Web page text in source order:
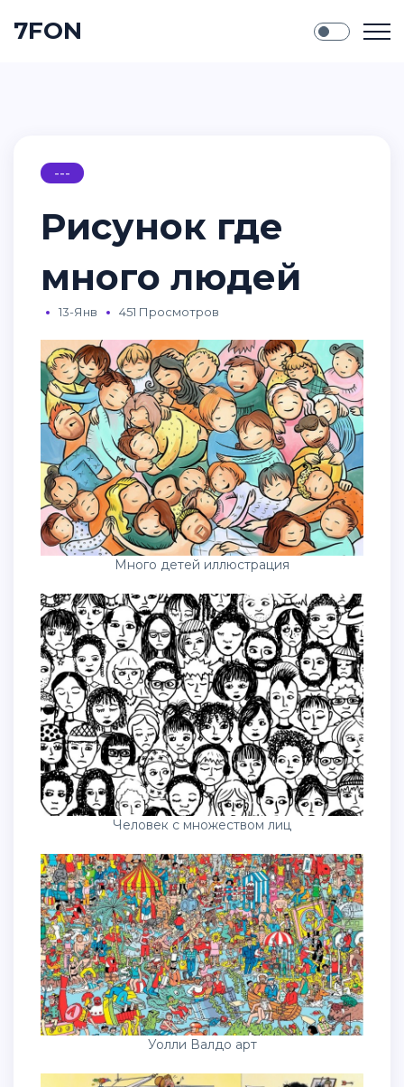
7FON
---
Рисунок где
много людей
13-Янв 451 Просмотров
Много детей иллюстрация
Человек с множеством лиц
Уолли Валдо арт